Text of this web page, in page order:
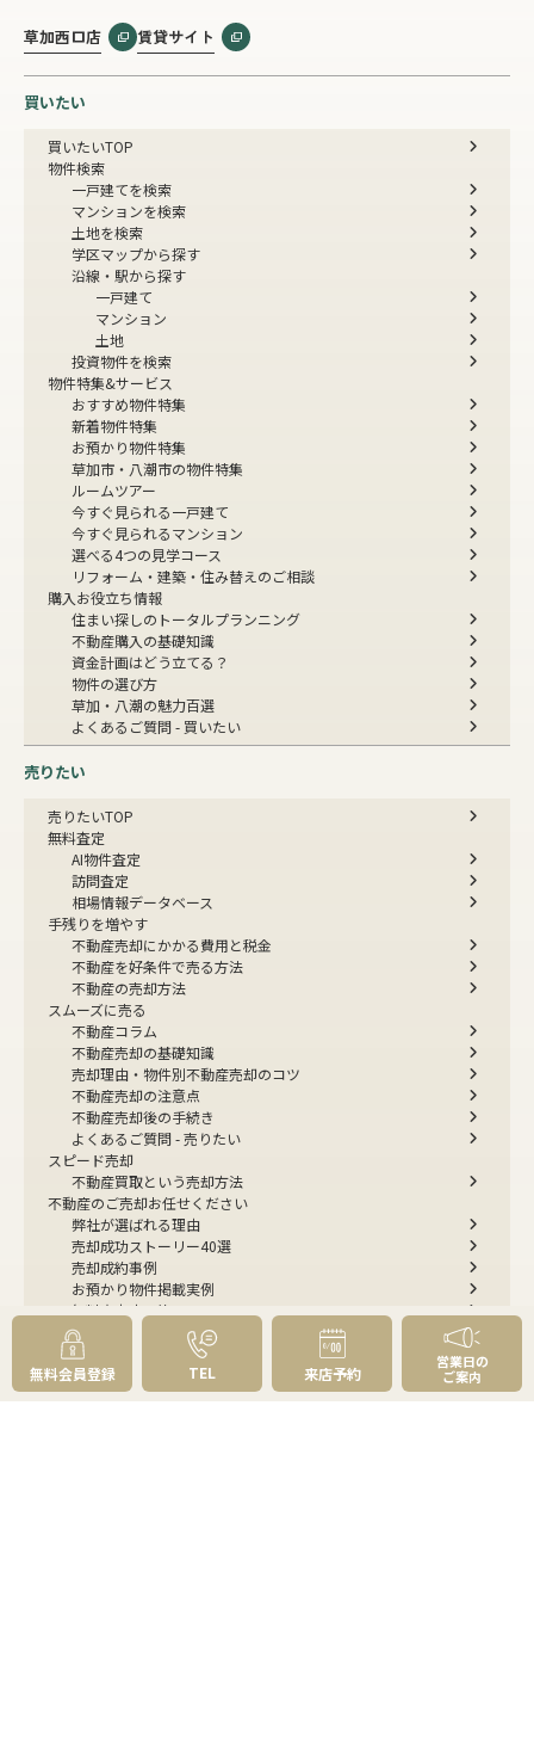
草加西口店 賃貸サイト
買いたい
買いたいTOP
物件検索
一戸建てを検索
マンションを検索
土地を検索
学区マップから探す
沿線・駅から探す
一戸建て
マンション
土地
投資物件を検索
物件特集&サービス
おすすめ物件特集
新着物件特集
お預かり物件特集
草加市・八潮市の物件特集
ルームツアー
今すぐ見られる一戸建て
今すぐ見られるマンション
選べる4つの見学コース
リフォーム・建築・住み替えのご相談
購入お役立ち情報
住まい探しのトータルプランニング
不動産購入の基礎知識
資金計画はどう立てる？
物件の選び方
草加・八潮の魅力百選
よくあるご質問 - 買いたい
売りたい
売りたいTOP
無料査定
AI物件査定
訪問査定
相場情報データベース
手残りを増やす
不動産売却にかかる費用と税金
不動産を好条件で売る方法
不動産の売却方法
スムーズに売る
不動産コラム
不動産売却の基礎知識
売却理由・物件別不動産売却のコツ
不動産売却の注意点
不動産売却後の手続き
よくあるご質問 - 売りたい
スピード売却
不動産買取という売却方法
不動産のご売却お任せください
弊社が選ばれる理由
売却成功ストーリー40選
売却成約事例
お預かり物件掲載実例
無料実査定予約
住まいのお悩み別
無料会員登録 TEL 来店予約
営業日の
ご案内